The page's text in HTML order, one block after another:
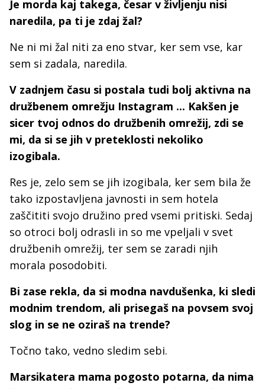
Je morda kaj takega, česar v življenju nisi
naredila, pa ti je zdaj žal?
Ne ni mi žal niti za eno stvar, ker sem vse, kar
sem si zadala, naredila.
V zadnjem času si postala tudi bolj aktivna na
družbenem omrežju Instagram ... Kakšen je
sicer tvoj odnos do družbenih omrežij, zdi se
mi, da si se jih v preteklosti nekoliko
izogibala.
Res je, zelo sem se jih izogibala, ker sem bila že
tako izpostavljena javnosti in sem hotela
zaščititi svojo družino pred vsemi pritiski. Sedaj
so otroci bolj odrasli in so me vpeljali v svet
družbenih omrežij, ter sem se zaradi njih
morala posodobiti.
Bi zase rekla, da si modna navdušenka, ki sledi
modnim trendom, ali prisegaš na povsem svoj
slog in se ne oziraš na trende?
Točno tako, vedno sledim sebi.
Marsikatera mama pogosto potarna, da nima